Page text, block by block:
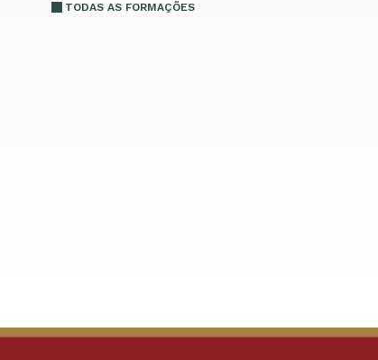
TODAS AS FORMAÇÕES